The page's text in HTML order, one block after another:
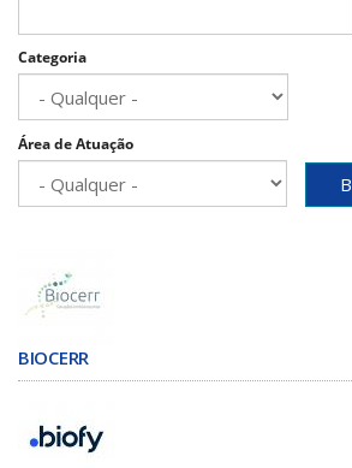
Categoria
Área de Atuação
BIOCERR